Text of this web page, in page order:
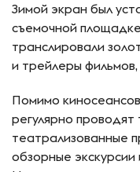
Зимой экран был
съемочной
транслировали
и трейлеры
Помимо
регулярно
театрализованные
обзорные